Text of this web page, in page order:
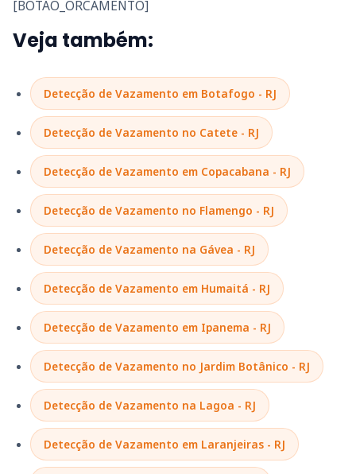
[BOTAO_ORCAMENTO]
Veja também:
Detecção de Vazamento em Botafogo - RJ
Detecção de Vazamento no Catete - RJ
Detecção de Vazamento em Copacabana - RJ
Detecção de Vazamento no Flamengo - RJ
Detecção de Vazamento na Gávea - RJ
Detecção de Vazamento em Humaitá - RJ
Detecção de Vazamento em Ipanema - RJ
Detecção de Vazamento no Jardim Botânico - RJ
Detecção de Vazamento na Lagoa - RJ
Detecção de Vazamento em Laranjeiras - RJ